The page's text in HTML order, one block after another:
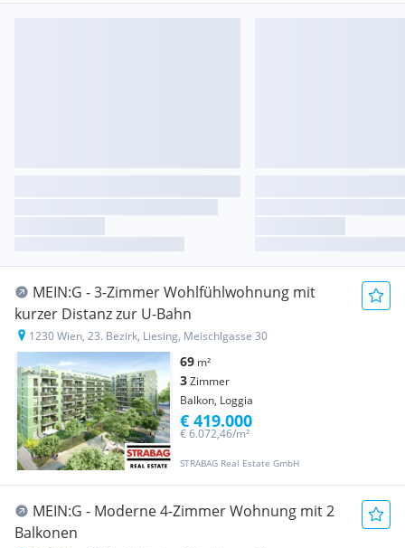
MEIN:G - 3-Zimmer Wohlfühlwohnung mit
kurzer Distanz zur U-Bahn
1230 Wien, 23. Bezirk, Liesing, Meischlgasse 30
69 m²
3Zimmer
Balkon, Loggia
STRABAG Real Estate GmbH
€ 6.072,46/m²
€ 419.000
MEIN:G - Moderne 4-Zimmer Wohnung mit 2
Balkonen